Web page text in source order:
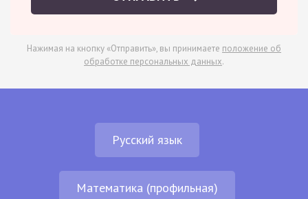
Нажимая на кнопку «Отправить», вы принимаете положение об
обработке персональных данных.
Русский язык
Математика (профильная)